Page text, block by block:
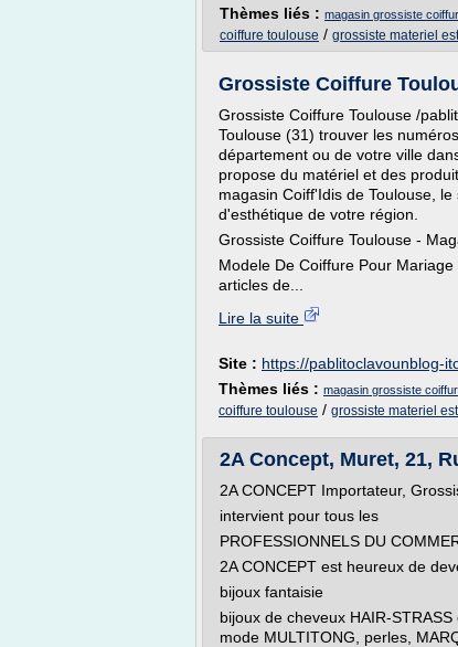
Thèmes liés : magasin grossiste
coiffure toulouse / grossiste materiel
Grossiste Coiffure
Grossiste Coiffure Toulouse /
Toulouse (31) trouver les
département ou de votre ville
propose du matériel et des
magasin Coiff'Idis de Toulouse,
d'esthétique de votre région.
Grossiste Coiffure Toulouse -
Modele De Coiffure Pour
articles de...
Lire la suite
Site : https://pablitoclavounblog-
Thèmes liés : magasin grossiste
coiffure toulouse / grossiste materiel
2A Concept, Muret, 21,
2A CONCEPT Importateur,
intervient pour tous les
PROFESSIONNELS DU
2A CONCEPT est heureux de
bijoux fantaisie
bijoux de cheveux HAIR-
mode MULTITONG, perles,